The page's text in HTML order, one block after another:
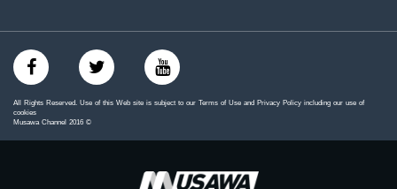
All Rights Reserved. Use of this Web site is subject to our Terms of Use and Privacy Policy including our use of
cookies
©
2016